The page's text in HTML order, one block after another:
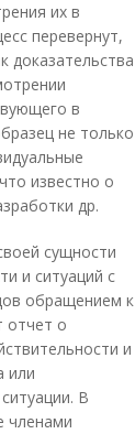
их в
перевернут,
доказательства
в
не только
известно о
др.
сущности
и ситуаций с
обращением к
отчет о
и
или
В
членами